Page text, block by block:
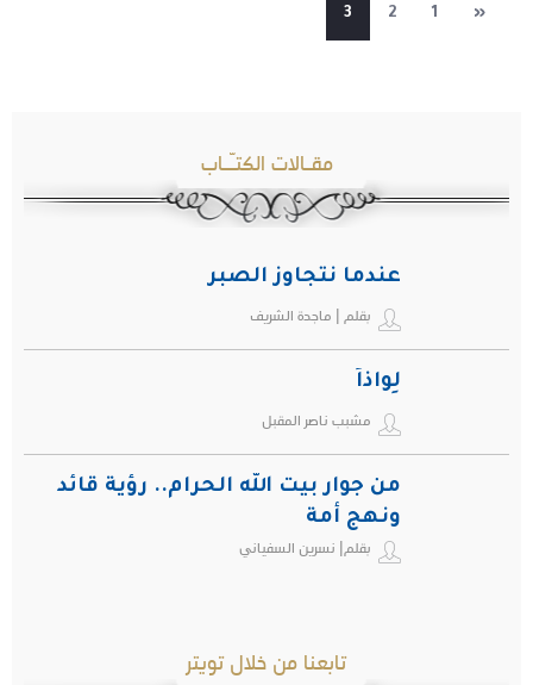
«
1
2
3
مقـالات الكتـّـاب
عندما نتجاوز الصبر
بقلم | ماجدة الشريف
لِواذاً
مشبب ناصر المقبل
من جوار بيت الله الحرام.. رؤية قائد
ونهج أمة
بقلم| نسرين السفياني
تابعنا من خلال تويتر